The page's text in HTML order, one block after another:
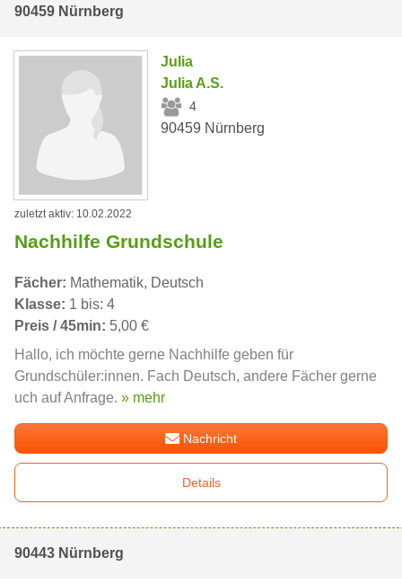
90459 Nürnberg
Julia
Julia A.S.
4
90459 Nürnberg
zuletzt aktiv: 10.02.2022
Nachhilfe Grundschule
Fächer: Mathematik, Deutsch
Klasse: 1 bis: 4
Preis / 45min: 5,00 €
Hallo, ich möchte gerne Nachhilfe geben für
Grundschüler:innen. Fach Deutsch, andere Fächer gerne
uch auf Anfrage. » mehr
Nachricht
Details
90443 Nürnberg